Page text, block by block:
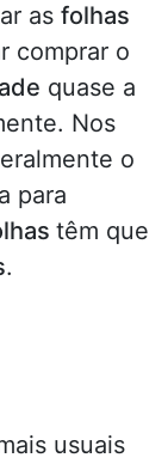
as folhas
comprar o
quase a
Nos
o
para
têm que
.
usuais